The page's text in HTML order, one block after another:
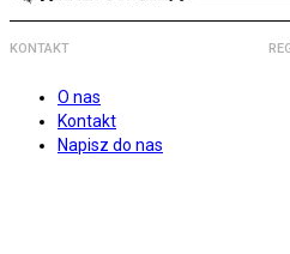
KONTAKT
O nas
Kontakt
Napisz do nas